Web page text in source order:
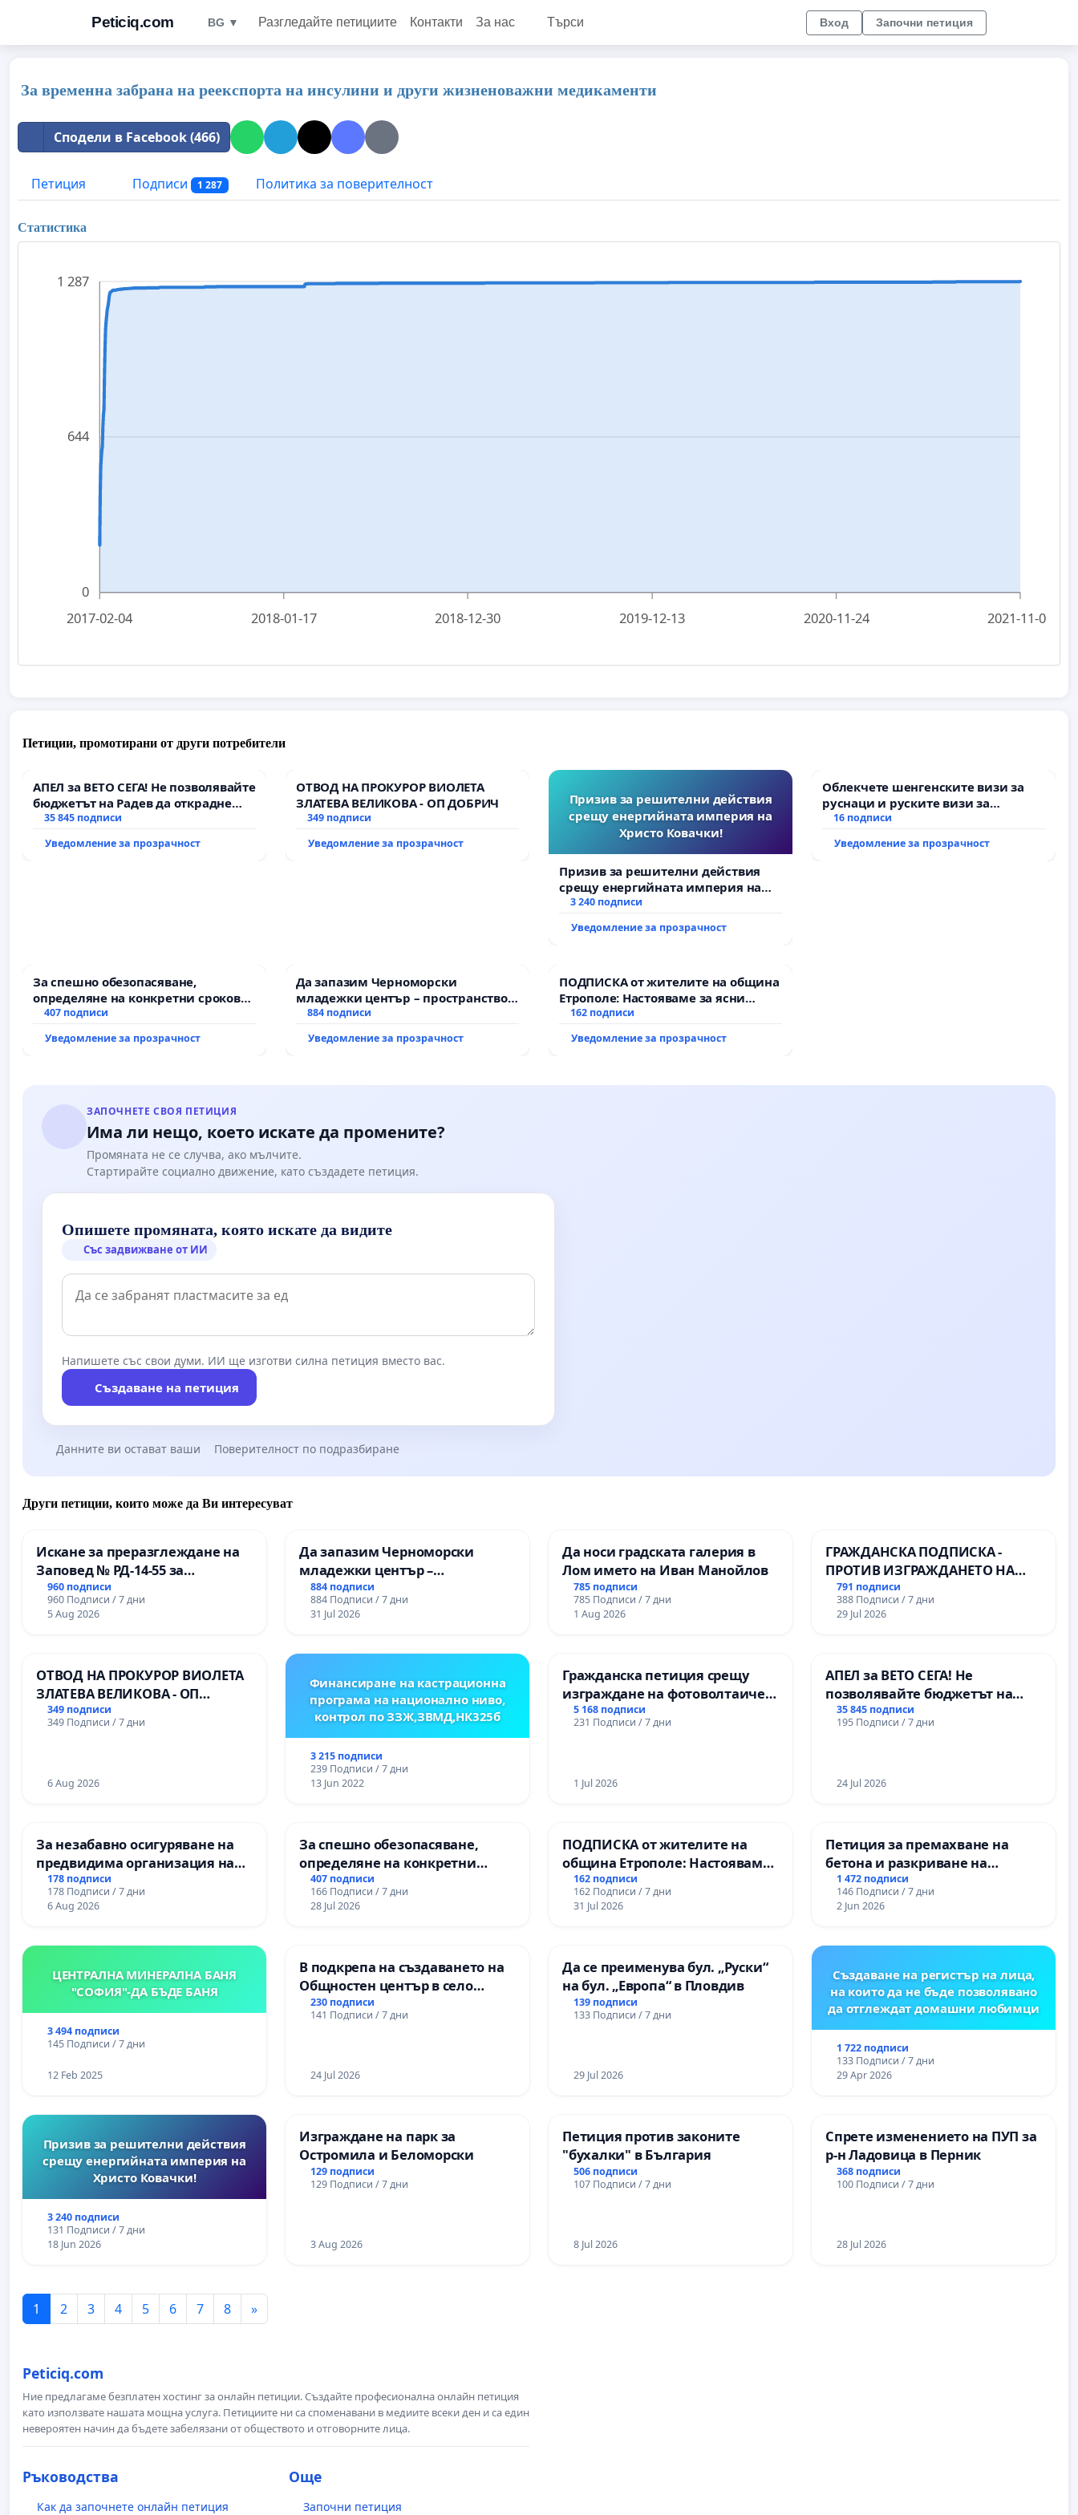
Peticiq.com BG ▼ Разгледайте петициите Контакти За нас Търси Вход Започни петиция
За временна забрана на реекспорта на инсулини и други жизненоважни медикаменти
Сподели в Facebook (466)
Петиция Подписи 1 287 Политика за поверителност
Статистика
0
644
1 287
2017-02-04 2018-01-17 2018-12-30 2019-12-13 2020-11-24 2021-11-06
Петиции, промотирани от други потребители
АПЕЛ за ВЕТО СЕГА! Не позволявайте
бюджетът на Радев да открадне
парите и правата ни в тъмното
35 845 подписи
Уведомление за прозрачност
ОТВОД НА ПРОКУРОР ВИОЛЕТА
ЗЛАТЕВА ВЕЛИКОВА - ОП ДОБРИЧ
349 подписи
Уведомление за прозрачност
Призив за решителни действия
срещу енергийната империя на
Христо Ковачки!
Призив за решителни действия
срещу енергийната империя на
Христо Ковачки!
3 240 подписи
Уведомление за прозрачност
Облекчете шенгенските визи за
руснаци и руските визи за
българи
16 подписи
Уведомление за прозрачност
За спешно обезопасяване,
определяне на конкретни срокове
и извършване на цялостна
републиканския път между пътен
407 подписи
Уведомление за прозрачност
Да запазим Черноморски
младежки център – пространство
за младите на Варна
884 подписи
Уведомление за прозрачност
ПОДПИСКА от жителите на община
Етрополе: Настояваме за ясни
гаранции от “Елаците-МЕД” АД и от
всички екологични норми!
162 подписи
Уведомление за прозрачност
ЗАПОЧНЕТЕ СВОЯ ПЕТИЦИЯ
Има ли нещо, което искате да промените?
Промяната не се случва, ако мълчите.
Стартирайте социално движение, като създадете петиция.
Опишете промяната, която искате да видите
Със задвижване от ИИ
Напишете със свои думи. ИИ ще изготви силна петиция вместо вас.
Създаване на петиция
Данните ви остават ваши Поверителност по подразбиране
Други петиции, които може да Ви интересуват
Искане за преразглеждане на
Заповед № РД-14-55 за
вливането на
Професионалната гимназия по
промишлени технологии в
Пазарджик
960 подписи
960 Подписи / 7 дни
5 Aug 2026
Да запазим Черноморски
младежки център –
пространство за младите на
Варна
884 подписи
884 Подписи / 7 дни
31 Jul 2026
Да носи градската галерия в
Лом името на Иван Манойлов
785 подписи
785 Подписи / 7 дни
1 Aug 2026
ГРАЖДАНСКА ПОДПИСКА -
ПРОТИВ ИЗГРАЖДАНЕТО НА
ВЪЖЕНА ЛИНИЯ (ЛИФТ) НА
ТЕРИТОРИЯТА НА ПРИРОДНА
ЗАБЕЛЕЖИТЕЛНОСТ „ХЪЛМ НА
791 подписи
388 Подписи / 7 дни
29 Jul 2026
ОТВОД НА ПРОКУРОР ВИОЛЕТА
ЗЛАТЕВА ВЕЛИКОВА - ОП
ДОБРИЧ
349 подписи
349 Подписи / 7 дни
6 Aug 2026
Финансиране на кастрационна
програма на национално ниво,
контрол по ЗЗЖ,ЗВМД,НК325б
3 215 подписи
239 Подписи / 7 дни
13 Jun 2022
Гражданска петиция срещу
изграждане на фотоволтаичен
парк в с.Прибой, общ. Радомир
5 168 подписи
231 Подписи / 7 дни
1 Jul 2026
АПЕЛ за ВЕТО СЕГА! Не
позволявайте бюджетът на
Радев да открадне парите и
правата ни в тъмното
35 845 подписи
195 Подписи / 7 дни
24 Jul 2026
За незабавно осигуряване на
предвидима организация на
учебния процес и гарантиране
на правото на равнопоставено
и качествено образование на
гимназия „
178 подписи
178 Подписи / 7 дни
6 Aug 2026
За спешно обезопасяване,
определяне на конкретни
срокове и извършване на
цялостна рехабилитация на
републиканския път между
Момин проход
407 подписи
166 Подписи / 7 дни
28 Jul 2026
ПОДПИСКА от жителите на
община Етрополе: Настояваме
за ясни гаранции от “Елаците-
МЕД” АД и от държавата, че ще
се изпълнят всички
162 подписи
162 Подписи / 7 дни
31 Jul 2026
Петиция за премахване на
бетона и разкриване на
античното сърце на
Могиланската могила във
Враца
1 472 подписи
146 Подписи / 7 дни
2 Jun 2026
ЦЕНТРАЛНА МИНЕРАЛНА БАНЯ
"СОФИЯ"-ДА БЪДЕ БАНЯ
3 494 подписи
145 Подписи / 7 дни
12 Feb 2025
В подкрепа на създаването на
Общностен център в село
Църква
230 подписи
141 Подписи / 7 дни
24 Jul 2026
Да се преименува бул. „Руски“
на бул. „Европа“ в Пловдив
139 подписи
133 Подписи / 7 дни
29 Jul 2026
Създаване на регистър на лица,
на които да не бъде позволявано
да отглеждат домашни любимци
1 722 подписи
133 Подписи / 7 дни
29 Apr 2026
Призив за решителни действия
срещу енергийната империя на
Христо Ковачки!
3 240 подписи
131 Подписи / 7 дни
18 Jun 2026
Изграждане на парк за
Остромила и Беломорски
129 подписи
129 Подписи / 7 дни
3 Aug 2026
Петиция против законите
"бухалки" в България
506 подписи
107 Подписи / 7 дни
8 Jul 2026
Спрете изменението на ПУП за
р-н Ладовица в Перник
368 подписи
100 Подписи / 7 дни
28 Jul 2026
1 2 3 4 5 6 7 8 »
Peticiq.com
Ние предлагаме безплатен хостинг за онлайн петиции. Създайте професионална онлайн петиция
като използвате нашата мощна услуга. Петициите ни са споменавани в медиите всеки ден и са един
невероятен начин да бъдете забелязани от обществото и отговорните лица.
Ръководства
Как да започнете онлайн петиция
Още
Започни петиция